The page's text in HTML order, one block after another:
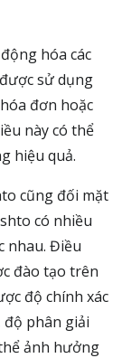
hóa các
sử dụng
đơn hoặc
này có thể
hiệu quả.
cũng đối mặt
có nhiều
nhau. Điều
đào tạo trên
độ chính xác
độ phân giải
ảnh hưởng